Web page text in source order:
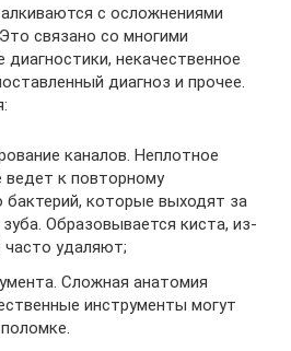
с осложнениями
связано со многими
некачественное
диагноз и прочее.
каналов. Неплотное
ведет к повторному
бактерий, которые выходят за
Образовывается киста, из-
часто удаляют;
Сложная анатомия
инструменты могут